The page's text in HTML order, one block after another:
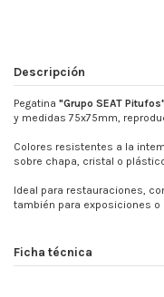
Descripción
Pegatina "Grupo SEAT Pitufos"
y medidas 75x75mm,
Colores resistentes a la
sobre chapa, cristal o
Ideal para restauraciones,
también para exposiciones o
Ficha técnica